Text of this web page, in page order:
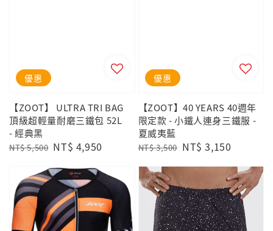
優惠
【ZOOT】 ULTRA TRI BAG
頂級超輕量耐磨三鐵包 52L
- 經典黑
Regular
NT$ 5,500 Sale
NT$ 4,950
優惠
【ZOOT】40 YEARS 40週年
限定款 - 小鐵人連身三鐵服 -
夏威夷藍
Regular
NT$ 3,500 Sale
NT$ 3,150